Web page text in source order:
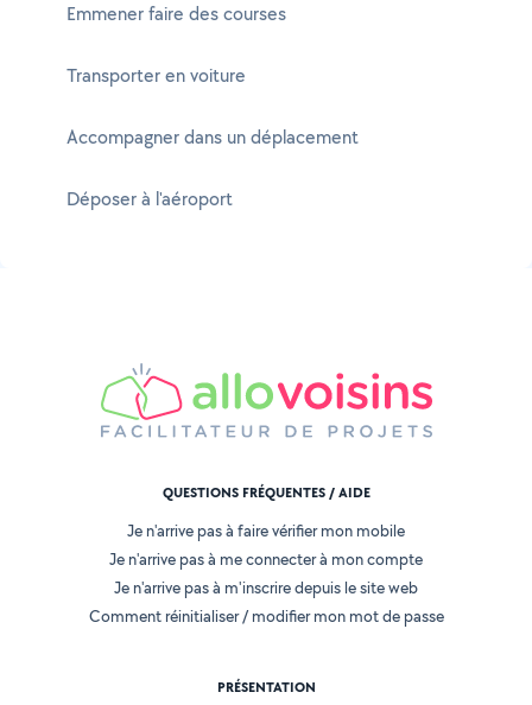
Emmener faire des courses
Transporter en voiture
Accompagner dans un déplacement
Déposer à l'aéroport
QUESTIONS FRÉQUENTES / AIDE
Je n'arrive pas à faire vérifier mon mobile
Je n'arrive pas à me connecter à mon compte
Je n'arrive pas à m'inscrire depuis le site web
Comment réinitialiser / modifier mon mot de passe
PRÉSENTATION